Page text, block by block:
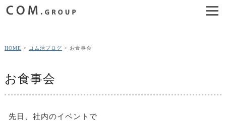
HOME コム活ブログ お食事会
お食事会
先日、社内のイベントで